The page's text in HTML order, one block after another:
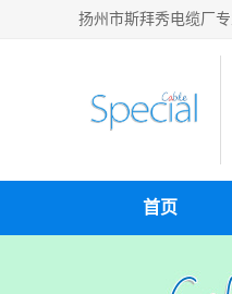
首页